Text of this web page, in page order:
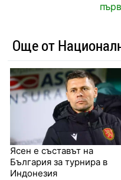
Още от
Ясен е съставът на
България за турнира в
Индонезия